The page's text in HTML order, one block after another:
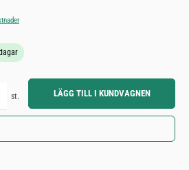
eller använd knapparna för att öka eller minska kvantiteten.
st. LÄGG TILL I KUNDVAGNEN